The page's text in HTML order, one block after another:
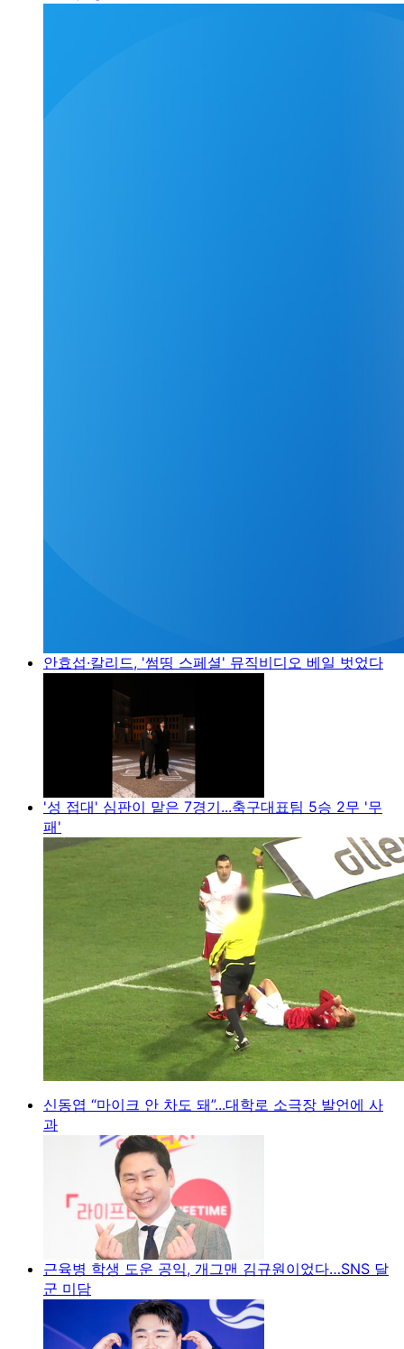
안효섭·칼리드, '썸띵 스페셜' 뮤직비디오 베일 벗었다
'성 접대' 심판이 맡은 7경기...축구대표팀 5승 2무 '무
패'
신동엽 “마이크 안 차도 돼”...대학로 소극장 발언에 사
과
근육병 학생 도운 공익, 개그맨 김규원이었다…SNS 달
군 미담